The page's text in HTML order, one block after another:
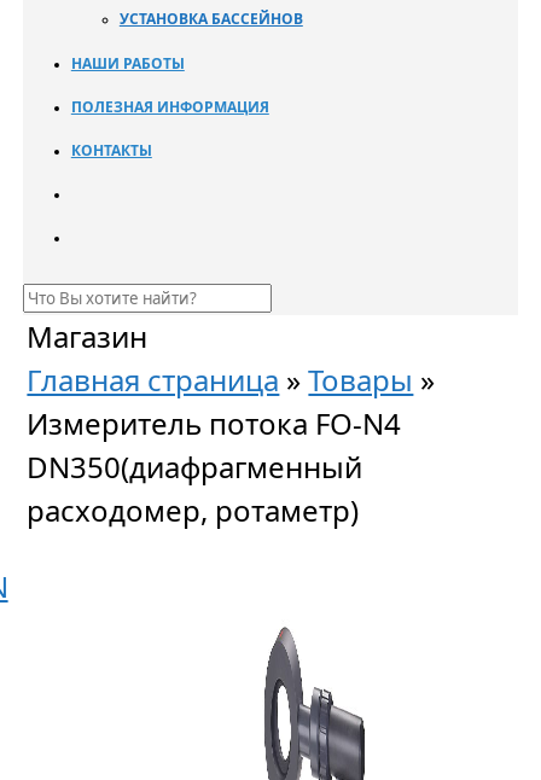
УСТАНОВКА БАССЕЙНОВ
НАШИ РАБОТЫ
ПОЛЕЗНАЯ ИНФОРМАЦИЯ
КОНТАКТЫ
Магазин
Главная страница »Товары »
Измеритель потока FO-N4
DN350(диафрагменный
расходомер, ротаметр)